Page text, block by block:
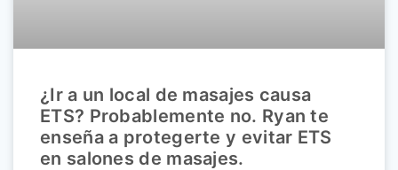
¿Ir a un local de masajes causa
ETS? Probablemente no. Ryan te
enseña a protegerte y evitar ETS
en salones de masajes.